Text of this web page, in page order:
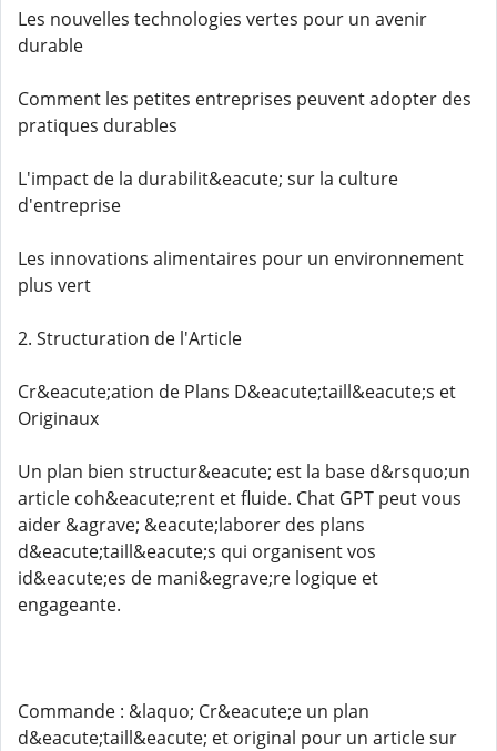
Les nouvelles technologies vertes pour un avenir
durable
Comment les petites entreprises peuvent adopter des
pratiques durables
L'impact de la durabilit&eacute; sur la culture
d'entreprise
Les innovations alimentaires pour un environnement
plus vert
2. Structuration de l'Article
Cr&eacute;ation de Plans D&eacute;taill&eacute;s et
Originaux
Un plan bien structur&eacute; est la base d&rsquo;un
article coh&eacute;rent et fluide. Chat GPT peut vous
aider &agrave; &eacute;laborer des plans
d&eacute;taill&eacute;s qui organisent vos
id&eacute;es de mani&egrave;re logique et
engageante.
Commande : &laquo; Cr&eacute;e un plan
d&eacute;taill&eacute; et original pour un article sur